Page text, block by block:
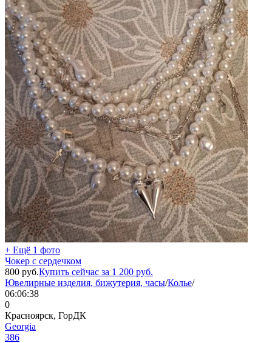
+ Ещё 1 фото
Чокер с сердечком
800 руб.Купить сейчас за 1 200 руб.
Ювелирные изделия, бижутерия, часы/Колье/
06:06:38
0
Красноярск, ГорДК
Georgia
386